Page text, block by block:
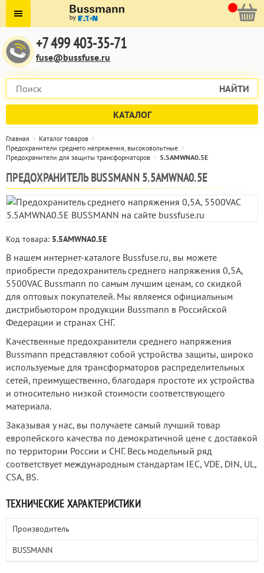
+7 499 403-35-71
fuse@bussfuse.ru
НАЙТИ
КАТАЛОГ
Главная
Каталог товаров
Предохранители среднего напряжения, высоковольтные
Предохранители для защиты трансформаторов
5.5AMWNA0.5E
ПРЕДОХРАНИТЕЛЬ BUSSMANN 5.5AMWNA0.5E
Код товара: 5.5AMWNA0.5E
В нашем интернет-каталоге Bussfuse.ru, вы можете
приобрести предохранитель среднего напряжения 0,5А,
5500VAC Bussmann по самым лучшим ценам, со скидкой
для оптовых покупателей. Мы являемся официальным
дистрибьютором продукции Bussmann в Российской
Федерации и странах СНГ.
Качественные предохранители среднего напряжения
Bussmann представляют собой устройства защиты, широко
используемые для трансформаторов распределительных
сетей, преимущественно, благодаря простоте их устройства
и относительно низкой стоимости соответствующего
материала.
Заказывая у нас, вы получаете самый лучший товар
европейского качества по демократичной цене с доставкой
по территории России и СНГ. Весь модельный ряд
соответствует международным стандартам IEC, VDE, DIN, UL,
CSA, BS.
ТЕХНИЧЕСКИЕ ХАРАКТЕРИСТИКИ
Производитель
BUSSMANN